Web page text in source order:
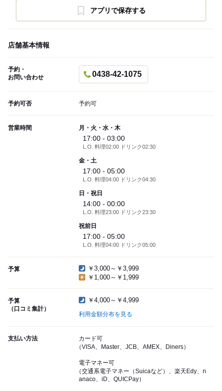
アプリで保存する
店舗基本情報
予約・
お問い合わせ
0438-42-1075
予約可否 予約可
営業時間 月・火・水・木
17:00 - 03:00
L.O. 料理02:00 ドリンク02:30
金・土
17:00 - 05:00
L.O. 料理04:00 ドリンク04:30
日・祝日
14:00 - 00:00
L.O. 料理23:00 ドリンク23:30
祝前日
17:00 - 05:00
L.O. 料理04:00 ドリンク05:00
予算
￥3,000～￥3,999
￥1,000～￥1,999
予算
（口コミ集計）
￥4,000～￥4,999
利用金額分布を見る
支払い方法
カード可
（VISA、Master、JCB、AMEX、Diners）
電子マネー可
（交通系電子マネー（Suicaなど）、楽天Edy、n
anaco、iD、QUICPay）